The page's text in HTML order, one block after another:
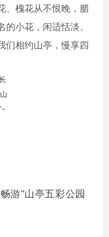
、槐花从不恨晚，腊
小花，闲适恬淡、
们相约山亭，慢享四